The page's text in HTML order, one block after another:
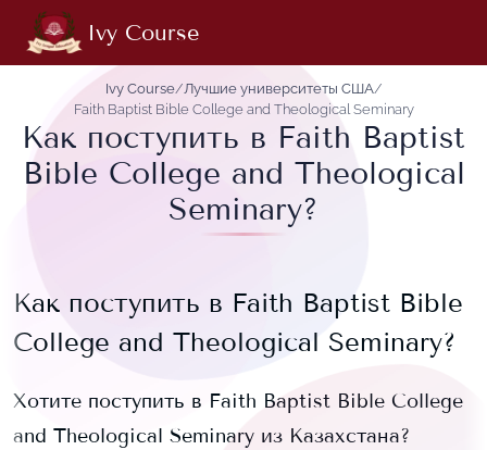
Ivy Course
Ivy Course/Лучшие университеты США/
Faith Baptist Bible College and Theological Seminary
Как поступить в Faith Baptist
Bible College and Theological
Seminary?
Как поступить в Faith Baptist Bible
College and Theological Seminary?
Хотите поступить в Faith Baptist Bible College
and Theological Seminary из Казахстана?